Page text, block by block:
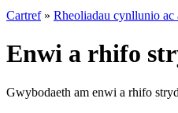
Cartref» Rheoliadau cynllunio ac
Enwi a rhifo
Gwybodaeth am enwi a rhifo